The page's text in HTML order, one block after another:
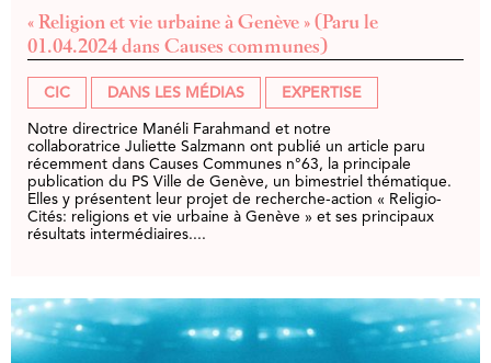
« Religion et vie urbaine à Genève » (Paru le
01.04.2024 dans Causes communes)
CIC DANS LES MÉDIAS EXPERTISE
Notre directrice Manéli Farahmand et notre
collaboratrice Juliette Salzmann ont publié un article paru
récemment dans Causes Communes n°63, la principale
publication du PS Ville de Genève, un bimestriel thématique.
Elles y présentent leur projet de recherche-action « Religio-
Cités: religions et vie urbaine à Genève » et ses principaux
résultats intermédiaires....